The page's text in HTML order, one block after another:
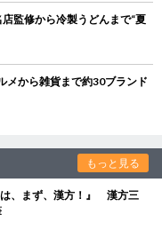
監修から冷製うどんまで“夏
から雑貨まで約30ブランド
もっと見る
、まず、漢方！』 漢方三